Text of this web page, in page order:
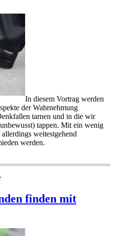
In diesem Vortrag werden
der Wahrnehmung
tarnen und in die wir
tappen. Mit ein wenig
weitestgehend
werden.
finden mit